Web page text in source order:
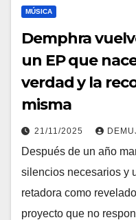
MÚSICA
Demphra
un EP que
verdad y la
misma
21/11/2025
Después de un año
silencios necesarios y
retadora como
proyecto que no